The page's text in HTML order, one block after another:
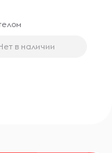
в наличии